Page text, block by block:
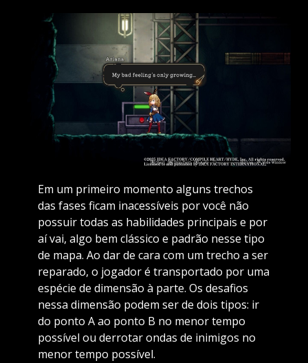
Em um primeiro momento alguns trechos
das fases ficam inacessíveis por você não
possuir todas as habilidades principais e por
aí vai, algo bem clássico e padrão nesse tipo
de mapa. Ao dar de cara com um trecho a ser
reparado, o jogador é transportado por uma
espécie de dimensão à parte. Os desafios
nessa dimensão podem ser de dois tipos: ir
do ponto A ao ponto B no menor tempo
possível ou derrotar ondas de inimigos no
menor tempo possível.